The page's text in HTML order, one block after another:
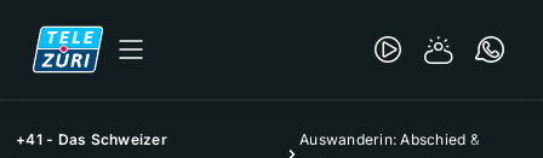
+41 - Das Schweizer
Auswanderin: Abschied &